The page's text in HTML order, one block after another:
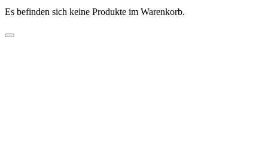
Es befinden sich keine Produkte im Warenkorb.